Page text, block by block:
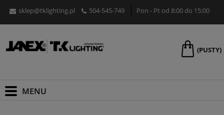
sklep@tklighting.pl 504-545-749 Pon - Pt od 8:00 do 15:00
(PUSTY)